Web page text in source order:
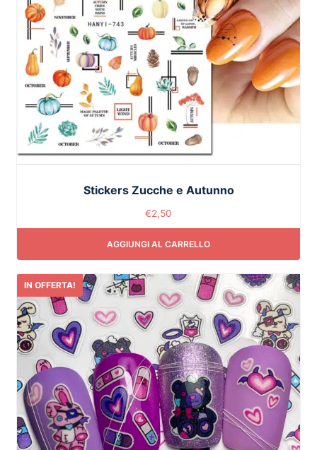
Stickers Zucche e Autunno
€2,50
AGGIUNGI AL CARRELLO
IN OFFERTA!